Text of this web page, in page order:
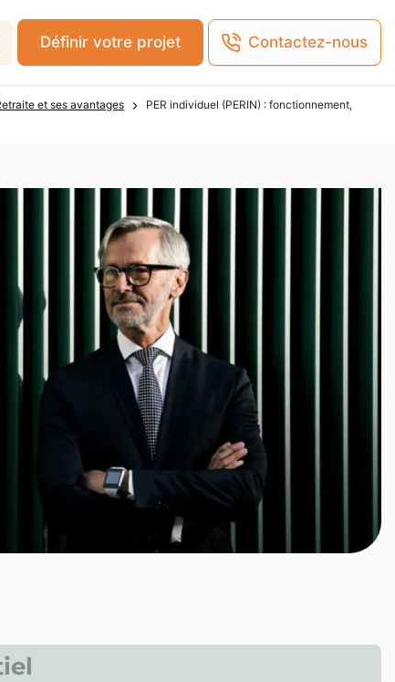
Définir votre projet Contactez-nous
et ses avantages
PER individuel (PERIN) : fonctionnement,